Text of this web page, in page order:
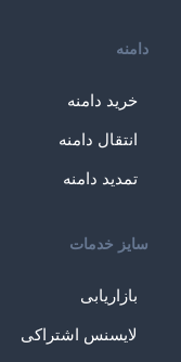
دامنه
خرید دامنه
انتقال دامنه
تمدید دامنه
سایز خدمات
بازاریابی
لایسنس اشتراکی